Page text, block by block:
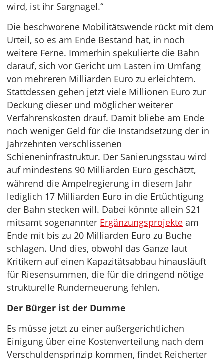
wird, ist ihr Sargnagel.“
Die beschworene Mobilitätswende rückt mit dem
Urteil, so es am Ende Bestand hat, in noch
weitere Ferne. Immerhin spekulierte die Bahn
darauf, sich vor Gericht um Lasten im Umfang
von mehreren Milliarden Euro zu erleichtern.
Stattdessen gehen jetzt viele Millionen Euro zur
Deckung dieser und möglicher weiterer
Verfahrenskosten drauf. Damit bliebe am Ende
noch weniger Geld für die Instandsetzung der in
Jahrzehnten verschlissenen
Schieneninfrastruktur. Der Sanierungsstau wird
auf mindestens 90 Milliarden Euro geschätzt,
während die Ampelregierung in diesem Jahr
lediglich 17 Milliarden Euro in die Ertüchtigung
der Bahn stecken will. Dabei könnte allein S21
mitsamt sogenannter Ergänzungsprojekte am
Ende mit bis zu 20 Milliarden Euro zu Buche
schlagen. Und dies, obwohl das Ganze laut
Kritikern auf einen Kapazitätsabbau hinausläuft
für Riesensummen, die für die dringend nötige
strukturelle Runderneuerung fehlen.
Der Bürger ist der Dumme
Es müsse jetzt zu einer außergerichtlichen
Einigung über eine Kostenverteilung nach dem
Verschuldensprinzip kommen, findet Reicherter